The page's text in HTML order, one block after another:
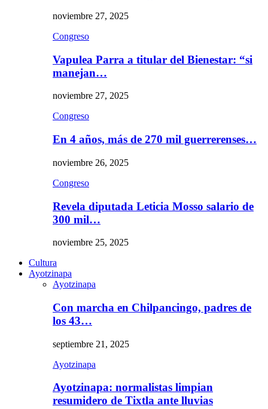
noviembre 27, 2025
Congreso
Vapulea Parra a titular del Bienestar: “si
manejan…
noviembre 27, 2025
Congreso
En 4 años, más de 270 mil guerrerenses…
noviembre 26, 2025
Congreso
Revela diputada Leticia Mosso salario de
300 mil…
noviembre 25, 2025
Cultura
Ayotzinapa
Ayotzinapa
Con marcha en Chilpancingo, padres de
los 43…
septiembre 21, 2025
Ayotzinapa
Ayotzinapa: normalistas limpian
resumidero de Tixtla ante lluvias